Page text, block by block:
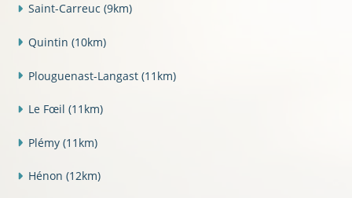
Saint-Carreuc (9km)
Quintin (10km)
Plouguenast-Langast (11km)
Le Fœil (11km)
Plémy (11km)
Hénon (12km)